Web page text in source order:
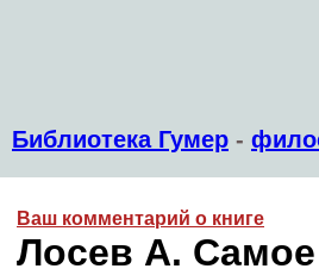
Библиотека Гумер -
Ваш комментарий о книге
Лосев А.